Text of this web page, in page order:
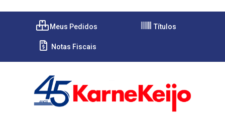
Meus Pedidos Títulos
Notas Fiscais